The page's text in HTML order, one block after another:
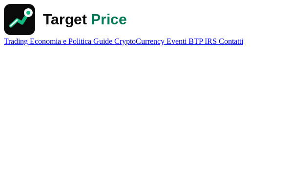
Trading Economia e Politica Guide CryptoCurrency Eventi BTPIRS Contatti